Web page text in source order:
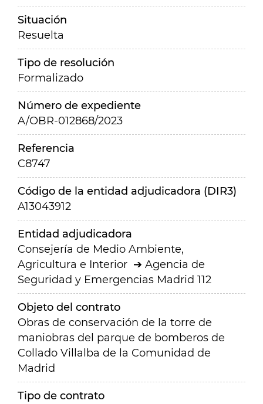
Situación
Resuelta
Tipo de resolución
Formalizado
Número de expediente
A/OBR-012868/2023
Referencia
C8747
Código de la entidad adjudicadora (DIR3)
A13043912
Entidad adjudicadora
Consejería de Medio Ambiente,
Agricultura e Interior
Agencia de
Seguridad y Emergencias Madrid 112
Objeto del contrato
Obras de conservación de la torre de
maniobras del parque de bomberos de
Collado Villalba de la Comunidad de
Madrid
Tipo de contrato